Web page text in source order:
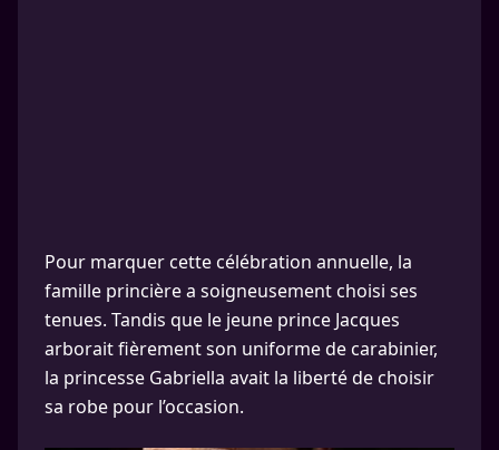
Pour marquer cette célébration annuelle, la
famille princière a soigneusement choisi ses
tenues. Tandis que le jeune prince Jacques
arborait fièrement son uniforme de carabinier,
la princesse Gabriella avait la liberté de choisir
sa robe pour l’occasion.